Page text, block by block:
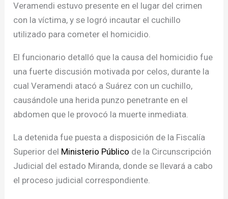
Veramendi estuvo presente en el lugar del crimen
con la víctima, y se logró incautar el cuchillo
utilizado para cometer el homicidio.
El funcionario detalló que la causa del homicidio fue
una fuerte discusión motivada por celos, durante la
cual Veramendi atacó a Suárez con un cuchillo,
causándole una herida punzo penetrante en el
abdomen que le provocó la muerte inmediata.
La detenida fue puesta a disposición de la Fiscalía
Superior del Ministerio Público de la Circunscripción
Judicial del estado Miranda, donde se llevará a cabo
el proceso judicial correspondiente.